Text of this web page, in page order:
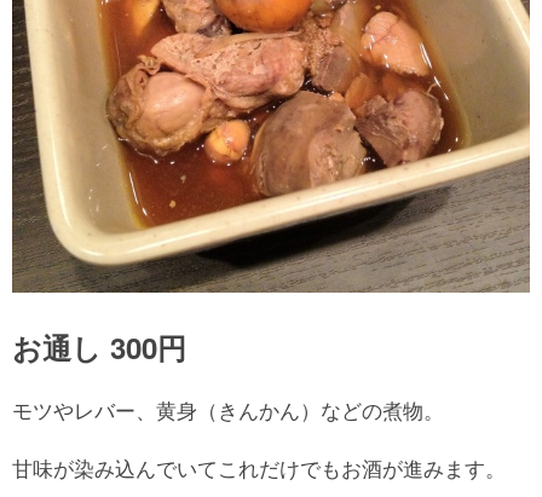
お通し 300円
モツやレバー、黄身（きんかん）などの煮物。
甘味が染み込んでいてこれだけでもお酒が進みます。